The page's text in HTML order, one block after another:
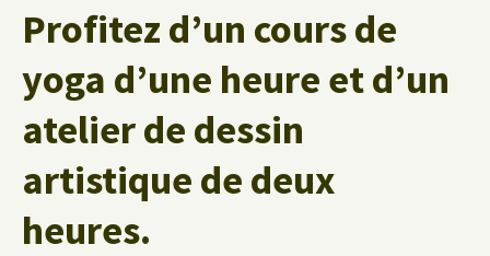
Profitez d’un cours de
yoga d’une heure et d’un
atelier de dessin
artistique de deux
heures.